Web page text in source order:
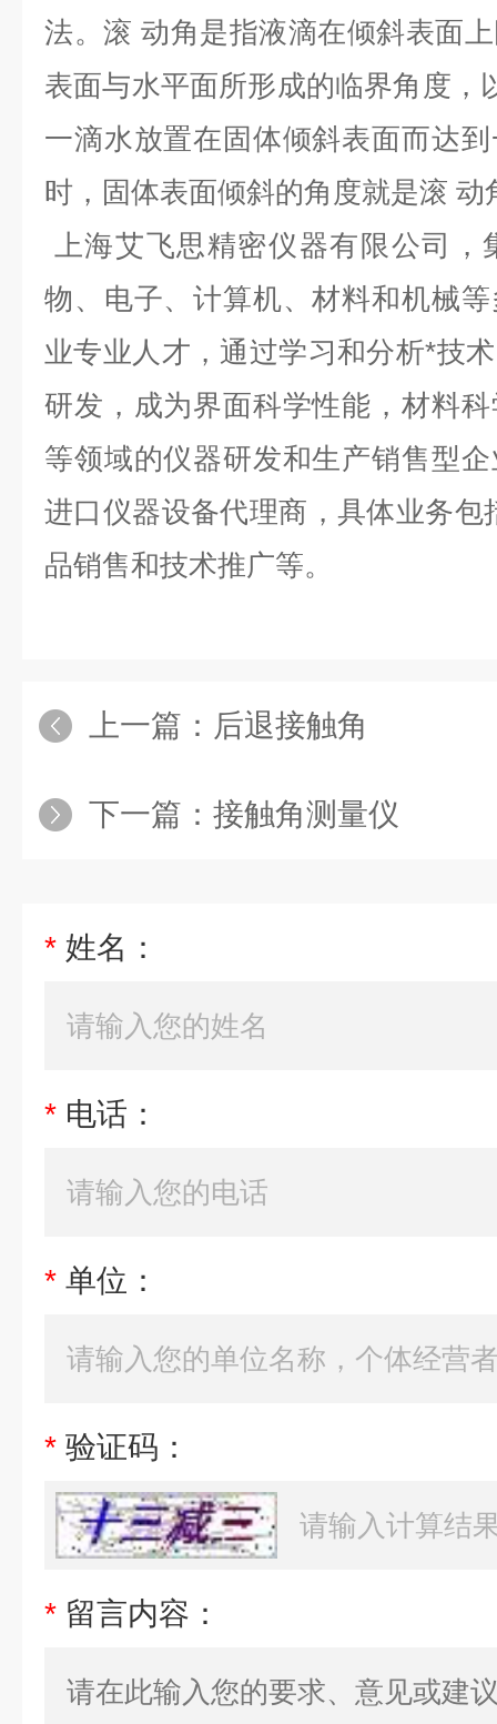
法。滚 动角是指液滴在倾斜表面
表面与水平面所形成的临界角度，
一滴水放置在固体倾斜表面而达
时，固体表面倾斜的角度就是滚 动
上海艾飞思精密仪器有限公司，
物、电子、计算机、材料和机械
业专业人才，通过学习和分析*技
研发，成为界面科学性能，材料
等领域的仪器研发和生产销售型
进口仪器设备代理商，具体业务包
品销售和技术推广等。
上一篇： 后退接触角
下一篇： 接触角测量仪
* 姓名：
* 电话：
* 单位：
* 验证码：
* 留言内容：